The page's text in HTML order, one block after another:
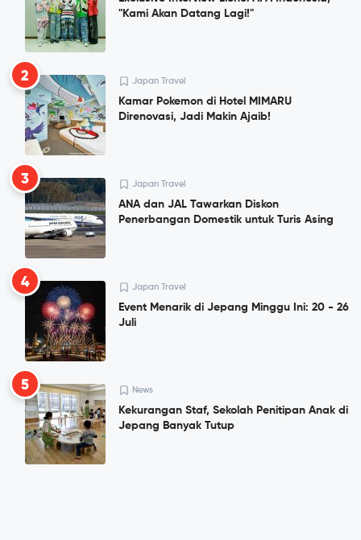
"Kami Akan Datang Lagi!"
2 Japan Travel
Kamar Pokemon di Hotel MIMARU
Direnovasi, Jadi Makin Ajaib!
3 Japan Travel
ANA dan JAL Tawarkan Diskon
Penerbangan Domestik untuk Turis Asing
4 Japan Travel
Event Menarik di Jepang Minggu Ini: 20 - 26
Juli
5 News
Kekurangan Staf, Sekolah Penitipan Anak di
Jepang Banyak Tutup